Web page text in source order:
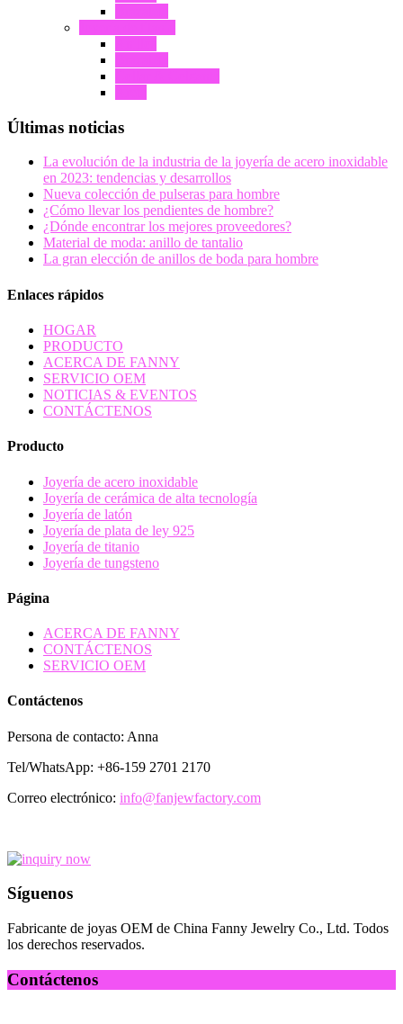
Últimas noticias
La evolución de la industria de la joyería de acero inoxidable
en 2023: tendencias y desarrollos
Nueva colección de pulseras para hombre
¿Cómo llevar los pendientes de hombre?
¿Dónde encontrar los mejores proveedores?
Material de moda: anillo de tantalio
La gran elección de anillos de boda para hombre
Enlaces rápidos
HOGAR
PRODUCTO
ACERCA DE FANNY
SERVICIO OEM
NOTICIAS & EVENTOS
CONTÁCTENOS
Producto
Joyería de acero inoxidable
Joyería de cerámica de alta tecnología
Joyería de latón
Joyería de plata de ley 925
Joyería de titanio
Joyería de tungsteno
Página
ACERCA DE FANNY
CONTÁCTENOS
SERVICIO OEM
Contáctenos
Persona de contacto: Anna
Tel/WhatsApp: +86-159 2701 2170
Correo electrónico: info@fanjewfactory.com
Síguenos
Fabricante de joyas OEM de China Fanny Jewelry Co., Ltd. Todos
los derechos reservados.
Contáctenos